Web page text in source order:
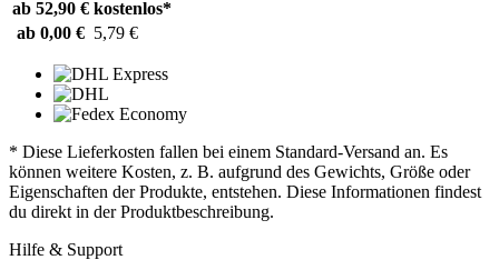
ab 52,90 € kostenlos*
ab 0,00 € 5,79 €
* Diese Lieferkosten fallen bei einem Standard-Versand an. Es
können weitere Kosten, z. B. aufgrund des Gewichts, Größe oder
Eigenschaften der Produkte, entstehen. Diese Informationen findest
du direkt in der Produktbeschreibung.
Hilfe & Support